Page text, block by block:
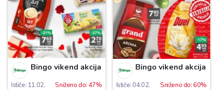
Bingo vikend akcija
Ističe: 11.02. Sniženo do: 47%
Bingo vikend akcija
Ističe: 04.02. Sniženo do: 60%